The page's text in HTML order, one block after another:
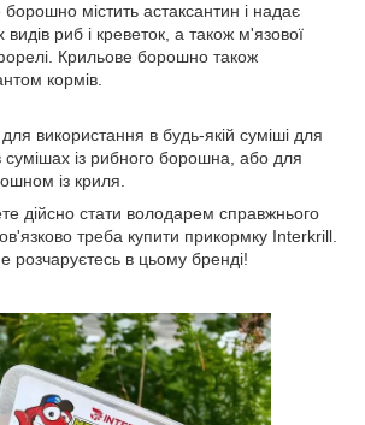
містить астаксантин і надає
видів риб і креветок, а також м'язової
Крильове борошно також
кормів.
для використання в будь-якій суміші для
сумішах із рибного борошна, або для
із криля.
дійсно стати володарем справжнього
треба купити прикормку Interkrill.
розчаруєтесь в цьому бренді!